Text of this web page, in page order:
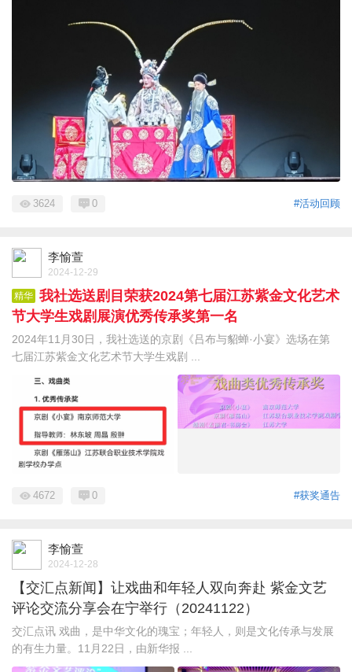
#活动回顾
3624 0
李愉萱
2024-12-29
精华 我社选送剧目荣获2024第七届江苏紫金文化艺术
节大学生戏剧展演优秀传承奖第一名
2024年11月30日，我社选送的京剧《吕布与貂蝉·小宴》选场在第
七届江苏紫金文化艺术节大学生戏剧 ...
#获奖通告
4672 0
李愉萱
2024-12-28
【交汇点新闻】让戏曲和年轻人双向奔赴 紫金文艺
评论交流分享会在宁举行（20241122）
交汇点讯 戏曲，是中华文化的瑰宝；年轻人，则是文化传承与发展
的有生力量。11月22日，由新华报 ...